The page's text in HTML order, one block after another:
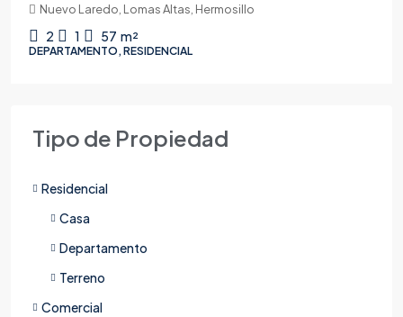
Nuevo Laredo, Lomas Altas, Hermosillo
2 1 57 m²
DEPARTAMENTO, RESIDENCIAL
Tipo de Propiedad
Residencial
Casa
Departamento
Terreno
Comercial